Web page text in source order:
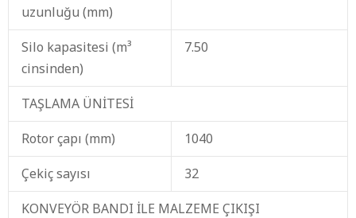
uzunluğu (mm)
Silo kapasitesi (m³
cinsinden)
7.50
TAŞLAMA ÜNİTESİ
Rotor çapı (mm)
1040
Çekiç sayısı
32
KONVEYÖR BANDI İLE MALZEME ÇIKIŞI